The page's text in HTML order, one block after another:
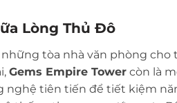
Lòng Thủ Đô
tòa nhà văn phòng cho
Gems Empire Tower còn là
nghệ tiên tiến để tiết kiệm